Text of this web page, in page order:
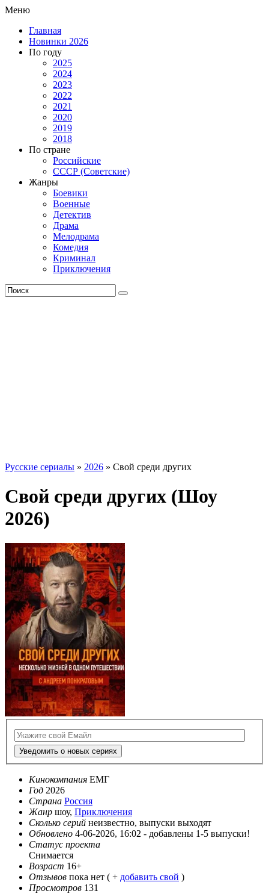
Меню
Главная
Новинки 2026
По году
2025
2024
2023
2022
2021
2020
2019
2018
По стране
Российские
СССР (Советские)
Жанры
Боевики
Военные
Детектив
Драма
Мелодрама
Комедия
Криминал
Приключения
Русские сериалы » 2026 » Свой среди других
Свой среди других (Шоу
2026)
Уведомить о новых сериях
Кинокомпания ЕМГ
Год 2026
Страна Россия
Жанр шоу, Приключения
Сколько серий неизвестно, выпуски выходят
Обновлено 4-06-2026, 16:02 - добавлены 1-5 выпуски!
Статус проекта
Снимается
Возраст 16+
Отзывов пока нет ( + добавить свой )
Просмотров 131